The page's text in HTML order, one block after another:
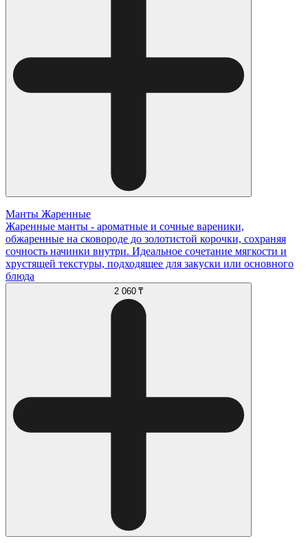
Манты Жаренные
Жаренные манты - ароматные и сочные вареники,
обжаренные на сковороде до золотистой корочки, сохраняя
сочность начинки внутри. Идеальное сочетание мягкости и
хрустящей текстуры, подходящее для закуски или основного
блюда
2 060 ₸